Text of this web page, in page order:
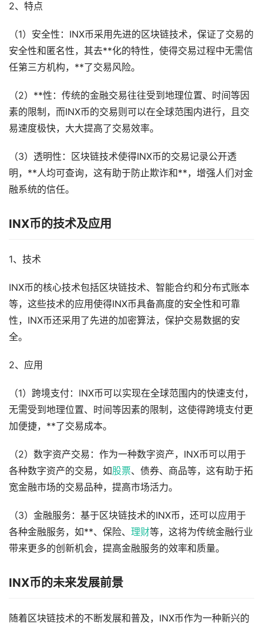
2、特点
（1）安全性：INX币采用先进的区块链技术，保证了交易的
安全性和匿名性，其去**化的特性，使得交易过程中无需信
任第三方机构，**了交易风险。
（2）**性：传统的金融交易往往受到地理位置、时间等因
素的限制，而INX币的交易则可以在全球范围内进行，且交
易速度极快，大大提高了交易效率。
（3）透明性：区块链技术使得INX币的交易记录公开透
明，**人均可查询，这有助于防止欺诈和**，增强人们对金
融系统的信任。
INX币的技术及应用
1、技术
INX币的核心技术包括区块链技术、智能合约和分布式账本
等，这些技术的应用使得INX币具备高度的安全性和可靠
性，INX币还采用了先进的加密算法，保护交易数据的安
全。
2、应用
（1）跨境支付：INX币可以实现在全球范围内的快速支付，
无需受到地理位置、时间等因素的限制，这使得跨境支付更
加便捷，**了交易成本。
（2）数字资产交易：作为一种数字资产，INX币可以用于
各种数字资产的交易，如股票、债券、商品等，这有助于拓
宽金融市场的交易品种，提高市场活力。
（3）金融服务：基于区块链技术的INX币，还可以应用于
各种金融服务，如**、保险、 理财等，这将为传统金融行业
带来更多的创新机会，提高金融服务的效率和质量。
INX币的未来发展前景
随着区块链技术的不断发展和普及，INX币作为一种新兴的